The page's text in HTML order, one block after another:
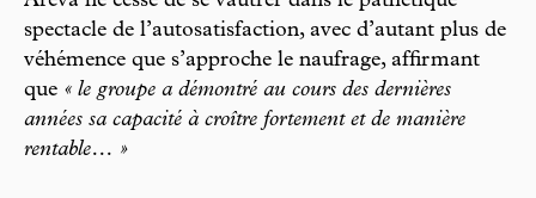
spectacle de l’autosatisfaction, avec d’autant plus de
véhémence que s’approche le naufrage, affirmant
que « le groupe a démontré au cours des dernières
années sa capacité à croître fortement et de manière
rentable… »